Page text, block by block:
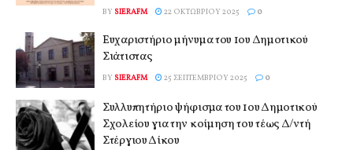
BY SIERAFM 22 ΟΚΤΩΒΡΊΟΥ 2025 0
Ευχαριστήριο μήνυμα του 1ου Δημοτικού
Σιάτιστας
BY SIERAFM 25 ΣΕΠΤΕΜΒΡΊΟΥ 2025 0
Συλλυπητήριο ψήφισμα του 1ου Δημοτικού
Σχολείου για την κοίμηση του τέως Δ/ντή
Στέργιου Δίκου